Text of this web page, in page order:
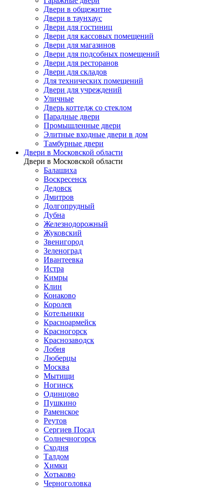
Двери в общежитие
Двери в таунхаус
Двери для гостиниц
Двери для кассовых помещений
Двери для магазинов
Двери для подсобных помещений
Двери для ресторанов
Двери для складов
Для технических помещений
Двери для учреждений
Уличные
Дверь коттедж со стеклом
Парадные двери
Промышленные двери
Элитные входные двери в дом
Тамбурные двери
Двери в Московской области
Двери в Московской области
Балашиха
Воскресенск
Дедовск
Дмитров
Долгопрудный
Дубна
Железнодорожный
Жуковский
Звенигород
Зеленоград
Ивантеевка
Истра
Кимры
Клин
Конаково
Королев
Котельники
Красноармейск
Красногорск
Краснозаводск
Лобня
Люберцы
Москва
Мытищи
Ногинск
Одинцово
Пушкино
Раменское
Реутов
Сергиев Посад
Солнечногорск
Сходня
Талдом
Химки
Хотьково
Черноголовка